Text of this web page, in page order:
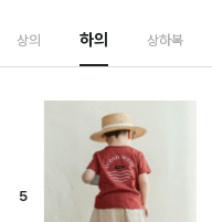
상의 하의 상하복